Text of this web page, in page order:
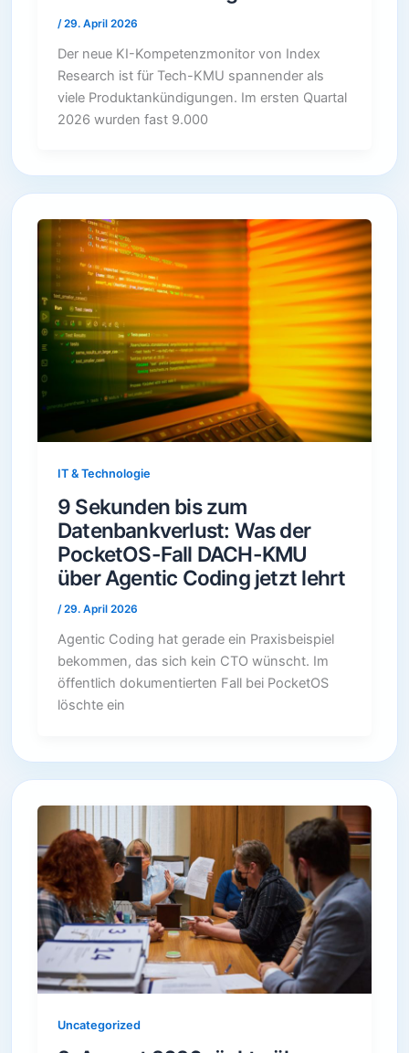
/29. April 2026
Der neue KI-Kompetenzmonitor von Index
Research ist für Tech-KMU spannender als
viele Produktankündigungen. Im ersten Quartal
2026 wurden fast 9.000
IT & Technologie
9 Sekunden bis zum
Datenbankverlust: Was der
PocketOS-Fall DACH-KMU
über Agentic Coding jetzt lehrt
/29. April 2026
Agentic Coding hat gerade ein Praxisbeispiel
bekommen, das sich kein CTO wünscht. Im
öffentlich dokumentierten Fall bei PocketOS
löschte ein
Uncategorized